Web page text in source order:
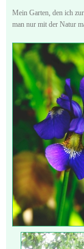
Mein Garten, den ich
man nur mit der Natur